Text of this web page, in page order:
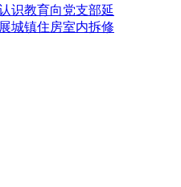
识教育向党支部延
城镇住房室内拆修